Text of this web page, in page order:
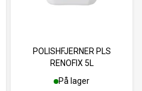
POLISHFJERNER PLS
RENOFIX 5L
På lager